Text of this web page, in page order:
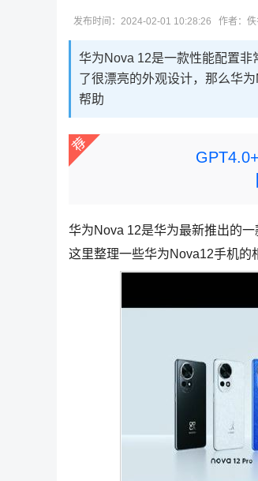
发布时间：2024-02-01 10:28:26 作者：
华为Nova 12是一款性能配置非
了很漂亮的外观设计，那么华
帮助
华为Nova 12是华为最新推出的
这里整理一些华为Nova12手机的